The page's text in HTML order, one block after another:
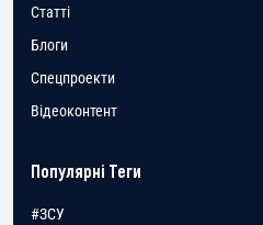
Статті
Блоги
Спецпроекти
Відеоконтент
Популярні Теги
#ЗСУ